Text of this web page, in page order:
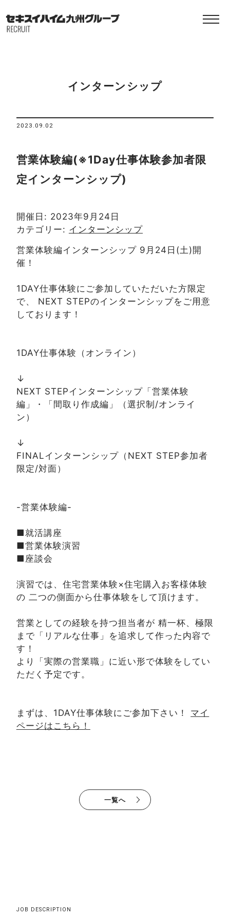
インターンシップ
2023.09.02
営業体験編(※1Day仕事体験参加者限
定インターンシップ)
開催日: 2023年9月24日
カテゴリー: インターンシップ
営業体験編インターンシップ 9月24日(土)開
催！
1DAY仕事体験にご参加していただいた方限定
で、 NEXT STEPのインターンシップをご用意
しております！
1DAY仕事体験（オンライン）
↓
NEXT STEPインターンシップ「営業体験
編」・「間取り作成編」（選択制/オンライ
ン）
↓
FINALインターンシップ（NEXT STEP参加者
限定/対面）
-営業体験編-
■就活講座
■営業体験演習
■座談会
演習では、住宅営業体験×住宅購入お客様体験
の 二つの側面から仕事体験をして頂けます。
営業としての経験を持つ担当者が 精一杯、極限
まで「リアルな仕事」を追求して作った内容で
す！
より「実際の営業職」に近い形で体験をしてい
ただく予定です。
まずは、1DAY仕事体験にご参加下さい！ マイ
ページはこちら！
一覧へ
JOB DESCRIPTION